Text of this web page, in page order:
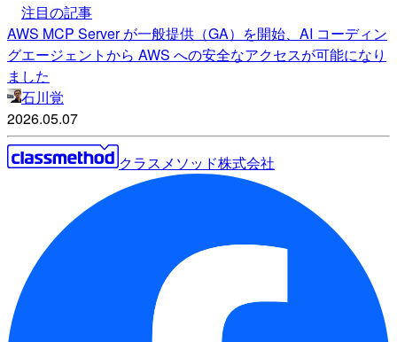
注目の記事
AWS MCP Server が一般提供（GA）を開始、AI コーディン
グエージェントから AWS への安全なアクセスが可能になり
ました
石川覚
2026.05.07
クラスメソッド株式会社